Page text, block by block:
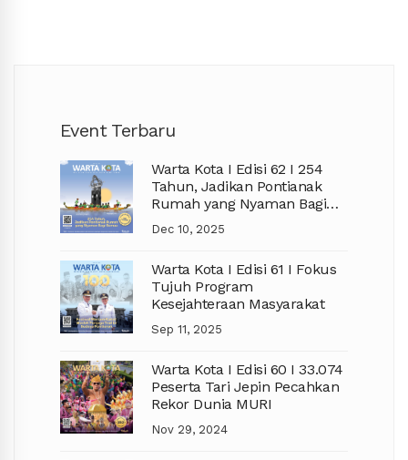
Event Terbaru
Warta Kota I Edisi 62 I 254
Tahun, Jadikan Pontianak
Rumah yang Nyaman Bagi
Semua
Dec 10, 2025
Warta Kota I Edisi 61 I Fokus
Tujuh Program
Kesejahteraan Masyarakat
Sep 11, 2025
Warta Kota I Edisi 60 I 33.074
Peserta Tari Jepin Pecahkan
Rekor Dunia MURI
Nov 29, 2024